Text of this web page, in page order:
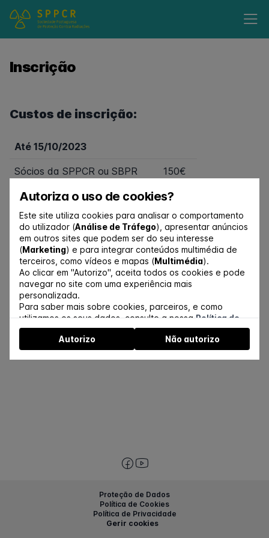
Autoriza o uso de cookies?
Este site utiliza cookies para analisar o comportamento
do utilizador (Análise de Tráfego), apresentar anúncios
em outros sites que podem ser do seu interesse
(Marketing) e para integrar conteúdos multimédia de
terceiros, como vídeos e mapas (Multimédia).
Ao clicar em "Autorizo", aceita todos os cookies e pode
navegar no site com uma experiência mais
personalizada.
Para saber mais sobre cookies, parceiros, e como
utilizamos os seus dados, consulte a nossaPolítica de
Cookies.
Pode gerir a autorização a partir do link no rodapé do
website.
Autorizo Não autorizo
Inscrição
Custos de inscrição:
Até 15/10/2023
Sócios da SPPCR ou SBPR 150€
Não sócios 200€
Estudantes 75€
A partir de 15/10/2023
Sócios da SPPCR ou SBPR 200€
Não sócios
Estudantes 100€
Proteção de Dados
Política de Cookies
Política de Privacidade
Gerir cookies